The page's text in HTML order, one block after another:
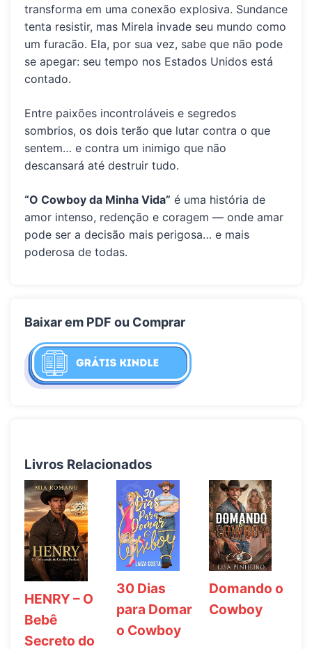
transforma em uma conexão explosiva. Sundance
tenta resistir, mas Mirela invade seu mundo como
um furacão. Ela, por sua vez, sabe que não pode
se apegar: seu tempo nos Estados Unidos está
contado.
Entre paixões incontroláveis e segredos
sombrios, os dois terão que lutar contra o que
sentem… e contra um inimigo que não
descansará até destruir tudo.
“O Cowboy da Minha Vida” é uma história de
amor intenso, redenção e coragem — onde amar
pode ser a decisão mais perigosa… e mais
poderosa de todas.
Baixar em PDF ou Comprar
Livros Relacionados
HENRY – O
Bebê
Secreto do
30 Dias
para Domar
o Cowboy
Domando o
Cowboy